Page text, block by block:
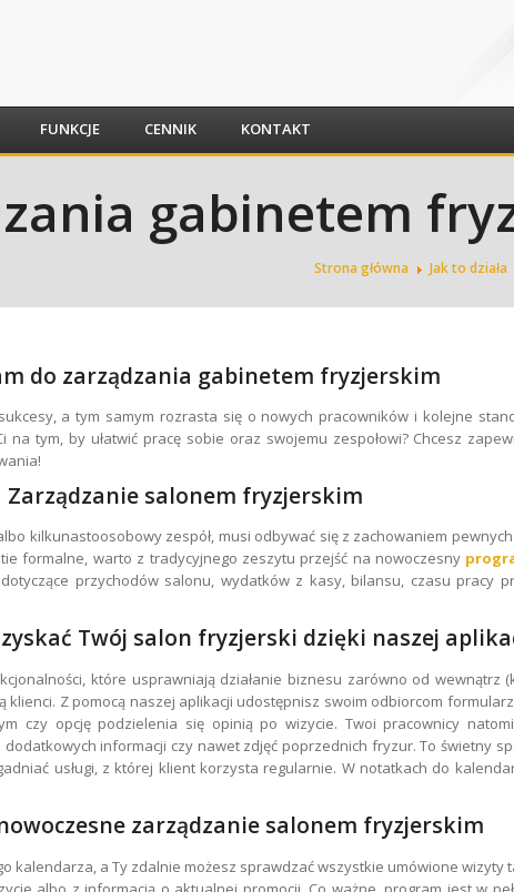
FUNKCJE CENNIK KONTAKT
gabinetem
Strona główna Jak to działa
do zarządzania gabinetem fryzjerskim
a tym samym rozrasta się o nowych pracowników i kolejne
tym, by ułatwić pracę sobie oraz swojemu zespołowi? Chcesz
Zarządzanie salonem fryzjerskim
kilkunastoosobowy zespół, musi odbywać się z zachowaniem
formalne, warto z tradycyjnego zeszytu przejść na nowoczesny
przychodów salonu, wydatków z kasy, bilansu, czasu pracy
zyskać Twój salon fryzjerski dzięki naszej
które usprawniają działanie biznesu zarówno od wewnątrz
klienci. Z pomocą naszej aplikacji udostępnisz swoim odbiorcom
czy opcję podzielenia się opinią po wizycie. Twoi pracownicy
informacji czy nawet zdjęć poprzednich fryzur. To świetny
usługi, z której klient korzysta regularnie. W notatkach do
zarządzanie salonem fryzjerskim
kalendarza, a Ty zdalnie możesz sprawdzać wszystkie umówione wizyty